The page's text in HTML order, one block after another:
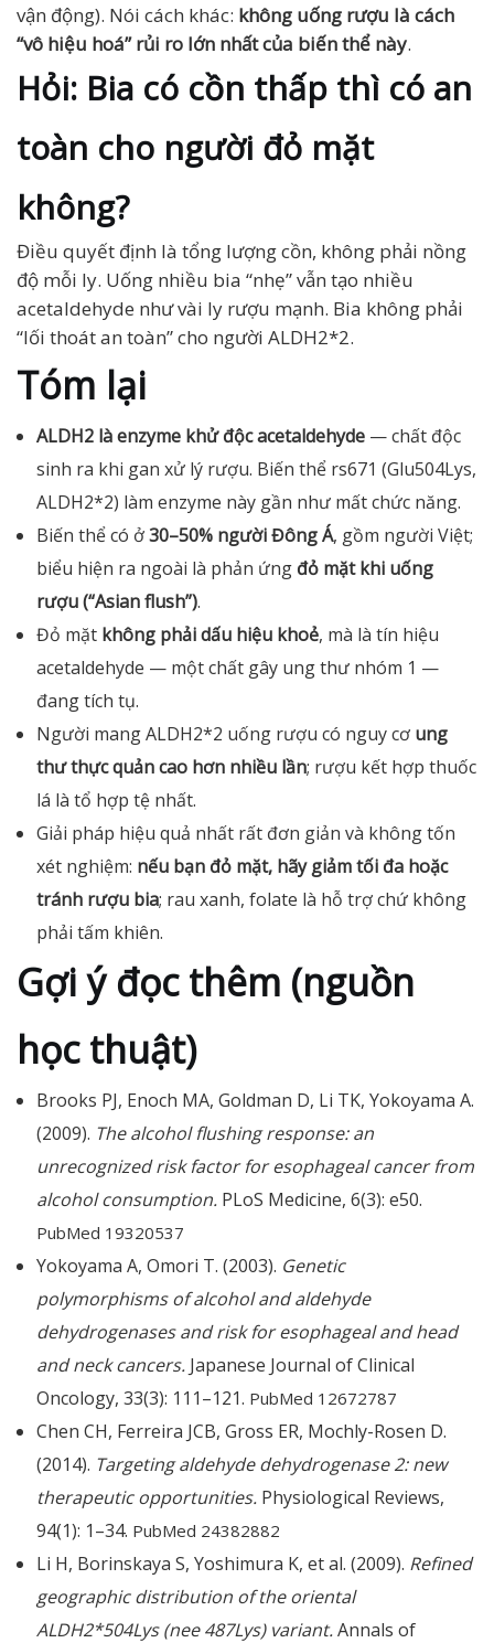
vận động). Nói cách khác: không uống rượu là cách
“vô hiệu hoá” rủi ro lớn nhất của biến thể này.
Hỏi: Bia có cồn thấp thì có an
toàn cho người đỏ mặt
không?
Điều quyết định là tổng lượng cồn, không phải nồng
độ mỗi ly. Uống nhiều bia “nhẹ” vẫn tạo nhiều
acetaldehyde như vài ly rượu mạnh. Bia không phải
“lối thoát an toàn” cho người ALDH2*2.
Tóm lại
ALDH2 là enzyme khử độc acetaldehyde — chất độc
sinh ra khi gan xử lý rượu. Biến thể rs671 (Glu504Lys,
ALDH2*2) làm enzyme này gần như mất chức năng.
Biến thể có ở30–50% người Đông Á, gồm người Việt;
biểu hiện ra ngoài là phản ứng đỏ mặt khi uống
rượu (“Asian flush”).
Đỏ mặt không phải dấu hiệu khoẻ, mà là tín hiệu
acetaldehyde — một chất gây ung thư nhóm 1 —
đang tích tụ.
Người mang ALDH2*2 uống rượu có nguy cơ ung
thư thực quản cao hơn nhiều lần; rượu kết hợp thuốc
lá là tổ hợp tệ nhất.
Giải pháp hiệu quả nhất rất đơn giản và không tốn
xét nghiệm: nếu bạn đỏ mặt, hãy giảm tối đa hoặc
tránh rượu bia; rau xanh, folate là hỗ trợ chứ không
phải tấm khiên.
Gợi ý đọc thêm (nguồn
học thuật)
Brooks PJ, Enoch MA, Goldman D, Li TK, Yokoyama A.
(2009). The alcohol flushing response: an
unrecognized risk factor for esophageal cancer from
alcohol consumption. PLoS Medicine, 6(3): e50.
PubMed 19320537
Yokoyama A, Omori T. (2003). Genetic
polymorphisms of alcohol and aldehyde
dehydrogenases and risk for esophageal and head
and neck cancers. Japanese Journal of Clinical
Oncology, 33(3): 111–121. PubMed 12672787
Chen CH, Ferreira JCB, Gross ER, Mochly-Rosen D.
(2014). Targeting aldehyde dehydrogenase 2: new
therapeutic opportunities. Physiological Reviews,
94(1): 1–34. PubMed 24382882
Li H, Borinskaya S, Yoshimura K, et al. (2009). Refined
geographic distribution of the oriental
ALDH2*504Lys (nee 487Lys) variant.Annals of